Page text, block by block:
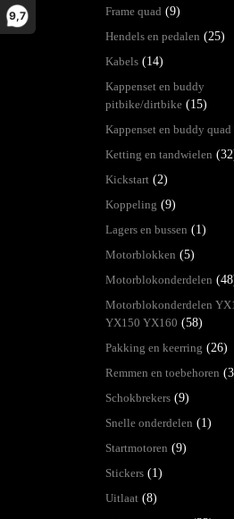
9,7
Frame quad (9)
Hendels en pedalen (25)
Kabels (14)
Kappenset en buddy
pitbike/dirtbike (15)
Kappenset en buddy quad
Ketting en tandwielen
Kickstart (2)
Koppeling (9)
Lagers en bussen (1)
Motorblokken (5)
Motorblokonderdelen
Motorblokonderdelen
YX150 YX160 (58)
Pakking en keerring (26)
Remmen en toebehoren
Schokbrekers (9)
Snelle onderdelen (1)
Startmotoren (9)
Stickers (1)
Uitlaat (8)